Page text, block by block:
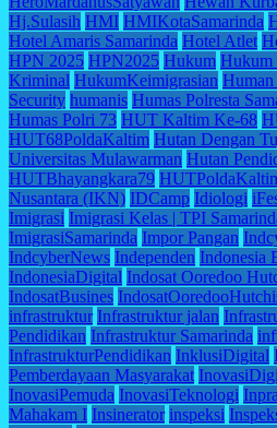
Hj.Sulasih HMI HMIKotaSamarinda
Hotel Amaris Samarinda Hotel Atlet
HPN 2025 HPN2025 Hukum Hukum
Kriminal HukumKeimigrasian Human
Security humanis Humas Polresta
Humas Polri 73 HUT Kaltim Ke-68
HUT68PoldaKaltim Hutan Dengan
Universitas Mulawarman Hutan
HUTBhayangkara79
Nusantara (IKN) IDCamp Idiologi
Imigrasi Imigrasi Kelas | TPI
ImigrasiSamarinda Impor Pangan
IndcyberNews Independen Indonesia
IndonesiaDigital Indosat Ooredoo
IndosatBusines
infrastruktur Infrastruktur jalan
Pendidikan Infrastruktur Samarinda
InfrastrukturPendidikan InklusiDigital
Pemberdayaan Masyarakat
InovasiPemuda InovasiTeknologi
Mahakam I Insinerator inspeksi